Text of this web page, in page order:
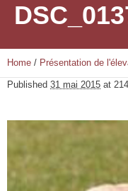
Home / Présentation de
Published 31 mai 2015 at